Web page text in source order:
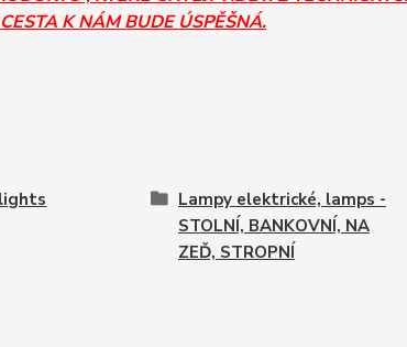
K NÁM BUDE ÚSPĚŠNÁ.
Lampy elektrické, lamps -
STOLNÍ, BANKOVNÍ, NA
ZEĎ, STROPNÍ